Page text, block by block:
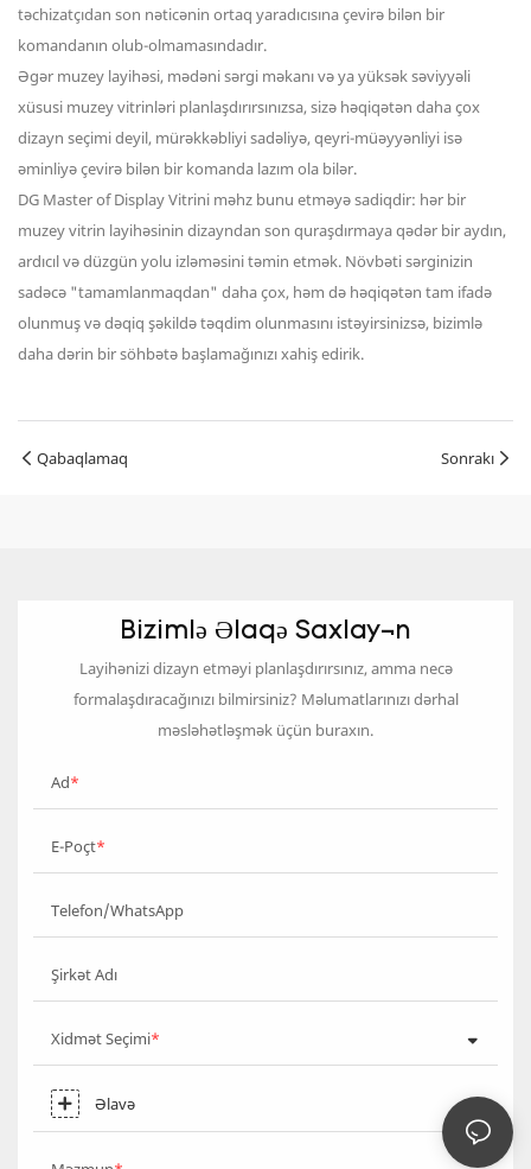
təchizatçıdan son nəticənin ortaq yaradıcısına çevirə bilən bir
komandanın olub-olmamasındadır.
Əgər muzey layihəsi, mədəni sərgi məkanı və ya yüksək səviyyəli
xüsusi muzey vitrinləri planlaşdırırsınızsa, sizə həqiqətən daha çox
dizayn seçimi deyil, mürəkkəbliyi sadəliyə, qeyri-müəyyənliyi isə
əminliyə çevirə bilən bir komanda lazım ola bilər.
DG Master of Display Vitrini məhz bunu etməyə sadiqdir: hər bir
muzey vitrin layihəsinin dizayndan son quraşdırmaya qədər bir aydın,
ardıcıl və düzgün yolu izləməsini təmin etmək. Növbəti sərginizin
sadəcə "tamamlanmaqdan" daha çox, həm də həqiqətən tam ifadə
olunmuş və dəqiq şəkildə təqdim olunmasını istəyirsinizsə, bizimlə
daha dərin bir söhbətə başlamağınızı xahiş edirik.
Qabaqlamaq Sonrakı
Bizimlə Əlaqə Saxlayın
Layihənizi dizayn etməyi planlaşdırırsınız, amma necə
formalaşdıracağınızı bilmirsiniz? Məlumatlarınızı dərhal
məsləhətləşmək üçün buraxın.
Ad
E-Poçt
Telefon/WhatsApp
Şirkət Adı
Xidmət Seçimi
Əlavə